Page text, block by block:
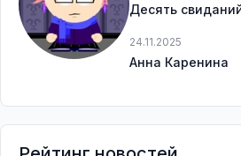
Десять
24.11.2025
Анна Каренина